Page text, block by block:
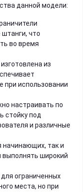
данной модели:
что
во время
из
при использовании
настраивать по
стойку под
и различные
начинающих, так и
выполнять широкий
ограниченных
места, но при